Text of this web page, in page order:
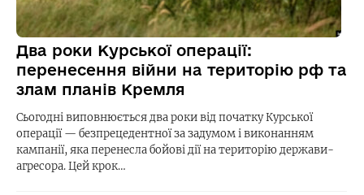
Два роки Курської операції:
перенесення війни на територію рф та
злам планів Кремля
Сьогодні виповнюється два роки від початку Курської
операції — безпрецедентної за задумом і виконанням
кампанії, яка перенесла бойові дії на територію держави-
агресора. Цей крок…